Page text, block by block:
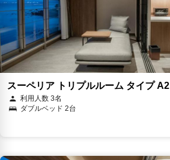
スーペリア トリプルルーム タイプ A2
利用人数 3名
ダブルベッド 2台